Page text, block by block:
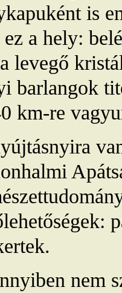
is
a hely:
levegő
barlangok
km-re
nem